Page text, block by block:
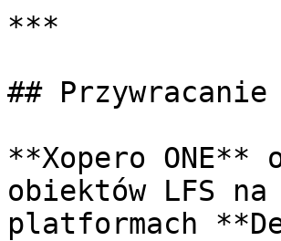
***
## Przywracanie
**Xopero ONE**
obiektów LFS
platformach